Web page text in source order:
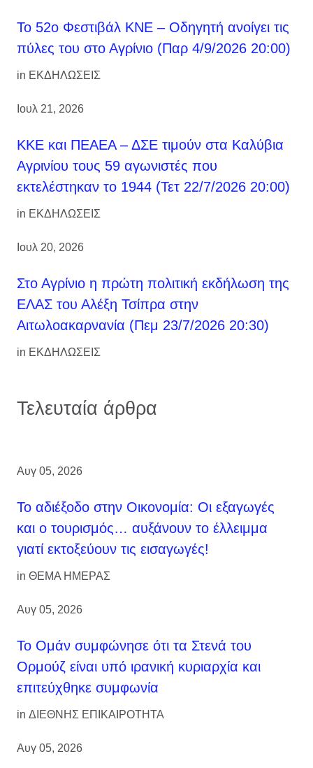
Το 52ο Φεστιβάλ ΚΝΕ – Οδηγητή ανοίγει τις
πύλες του στο Αγρίνιο (Παρ 4/9/2026 20:00)
in ΕΚΔΗΛΩΣΕΙΣ
Ιουλ 21, 2026
ΚΚΕ και ΠΕΑΕΑ – ΔΣΕ τιμούν στα Καλύβια
Αγρινίου τους 59 αγωνιστές που
εκτελέστηκαν το 1944 (Τετ 22/7/2026 20:00)
in ΕΚΔΗΛΩΣΕΙΣ
Ιουλ 20, 2026
Στο Αγρίνιο η πρώτη πολιτική εκδήλωση της
ΕΛΑΣ του Αλέξη Τσίπρα στην
Αιτωλοακαρνανία (Πεμ 23/7/2026 20:30)
in ΕΚΔΗΛΩΣΕΙΣ
Τελευταία άρθρα
Αυγ 05, 2026
Το αδιέξοδο στην Οικονομία: Οι εξαγωγές
και ο τουρισμός… αυξάνουν το έλλειμμα
γιατί εκτοξεύουν τις εισαγωγές!
in ΘΕΜΑ ΗΜΕΡΑΣ
Αυγ 05, 2026
Το Ομάν συμφώνησε ότι τα Στενά του
Ορμούζ είναι υπό ιρανική κυριαρχία και
επιτεύχθηκε συμφωνία
in ΔΙΕΘΝΗΣ ΕΠΙΚΑΙΡΟΤΗΤΑ
Αυγ 05, 2026